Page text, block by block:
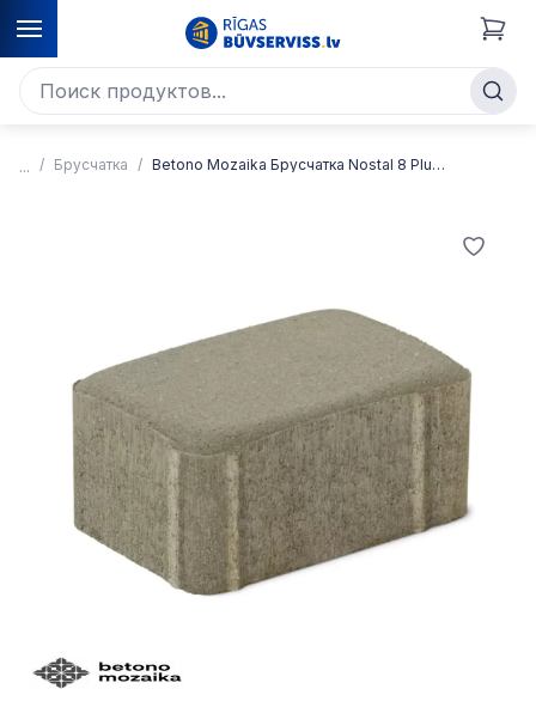
Брусчатка Betono Mozaika Брусчатка Nostal 8 Plus 180x120x80 мм